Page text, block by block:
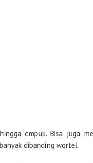
empuk. Bisa juga
dibanding wortel.